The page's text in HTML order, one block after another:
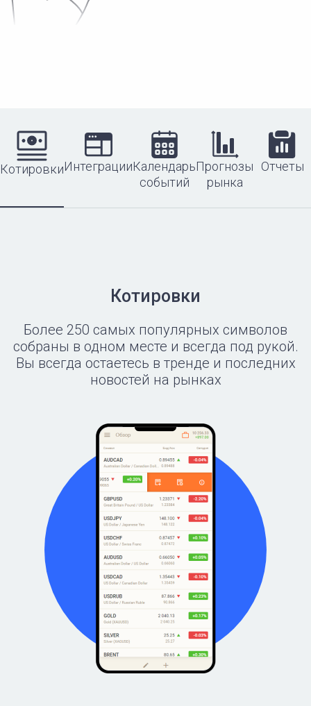
КотировкиИнтеграцииКалендарь
событий
Прогнозы
рынка
Отчеты
Котировки
Более 250 самых популярных символов
собраны в одном месте и всегда под рукой.
Вы всегда остаетесь в тренде и последних
новостей на рынках